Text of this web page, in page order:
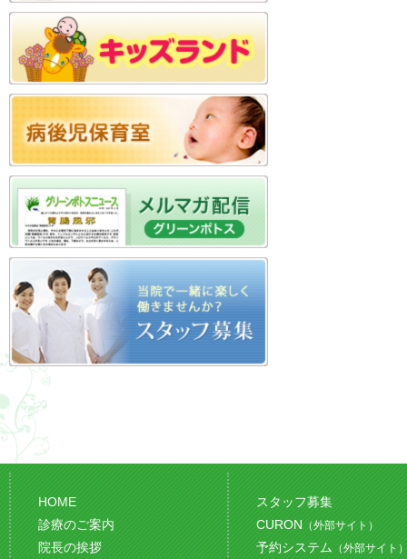
HOME
診療のご案内
院長の挨拶
スタッフ募集
CURON （外部サイト）
予約システム （外部サイト